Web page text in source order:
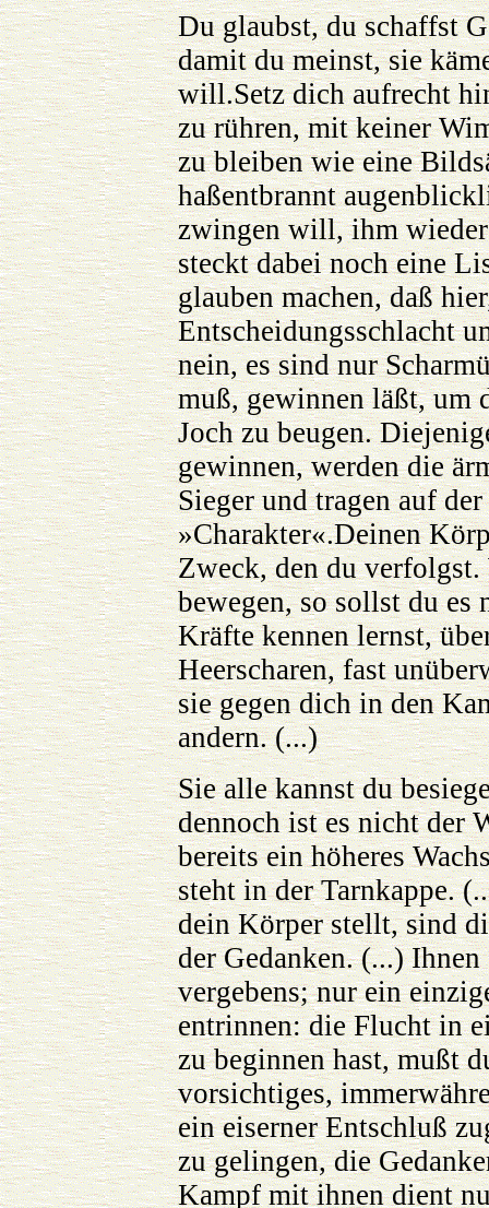
Du glaubst, du schaffst
damit du meinst, sie
will.Setz dich aufrecht
zu rühren, mit keiner
zu bleiben wie eine
haßentbrannt
zwingen will, ihm
steckt dabei noch eine
glauben machen, daß
Entscheidungsschlacht
nein, es sind nur
muß, gewinnen läßt, um
Joch zu beugen.
gewinnen, werden die
Sieger und tragen auf
»Charakter«.Deinen
Zweck, den du
bewegen, so sollst du es
Kräfte kennen lernst,
Heerscharen, fast
sie gegen dich in den
andern. (...)
Sie alle kannst du
dennoch ist es nicht der
bereits ein höheres
steht in der Tarnkappe.
dein Körper stellt, sind
der Gedanken. (...)
vergebens; nur ein
entrinnen: die Flucht in
zu beginnen hast, mußt
vorsichtiges,
ein eiserner Entschluß
zu gelingen, die
Kampf mit ihnen dient